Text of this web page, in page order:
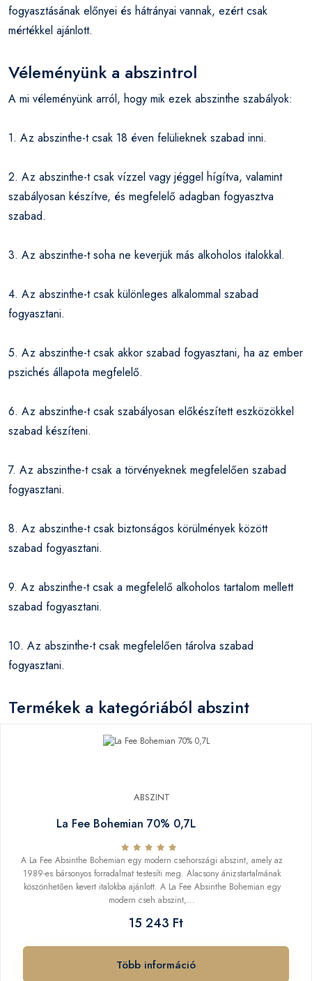
fogyasztásának előnyei és hátrányai vannak, ezért csak
mértékkel ajánlott.
Véleményünk a abszintrol
A mi véleményünk arról, hogy mik ezek abszinthe szabályok:
1. Az abszinthe-t csak 18 éven felülieknek szabad inni.
2. Az abszinthe-t csak vízzel vagy jéggel hígítva, valamint
szabályosan készítve, és megfelelő adagban fogyasztva
szabad.
3. Az abszinthe-t soha ne keverjük más alkoholos italokkal.
4. Az abszinthe-t csak különleges alkalommal szabad
fogyasztani.
5. Az abszinthe-t csak akkor szabad fogyasztani, ha az ember
pszichés állapota megfelelő.
6. Az abszinthe-t csak szabályosan előkészített eszközökkel
szabad készíteni.
7. Az abszinthe-t csak a törvényeknek megfelelően szabad
fogyasztani.
8. Az abszinthe-t csak biztonságos körülmények között
szabad fogyasztani.
9. Az abszinthe-t csak a megfelelő alkoholos tartalom mellett
szabad fogyasztani.
10. Az abszinthe-t csak megfelelően tárolva szabad
fogyasztani.
Termékek a kategóriából abszint
ABSZINT
La Fee Bohemian 70% 0,7L
A La Fee Absinthe Bohemian egy modern csehországi abszint, amely az
1989-es bársonyos forradalmat testesíti meg. Alacsony ánizstartalmának
köszönhetően kevert italokba ajánlott. A La Fee Absinthe Bohemian egy
modern cseh abszint,...
15 243 Ft
Több információ